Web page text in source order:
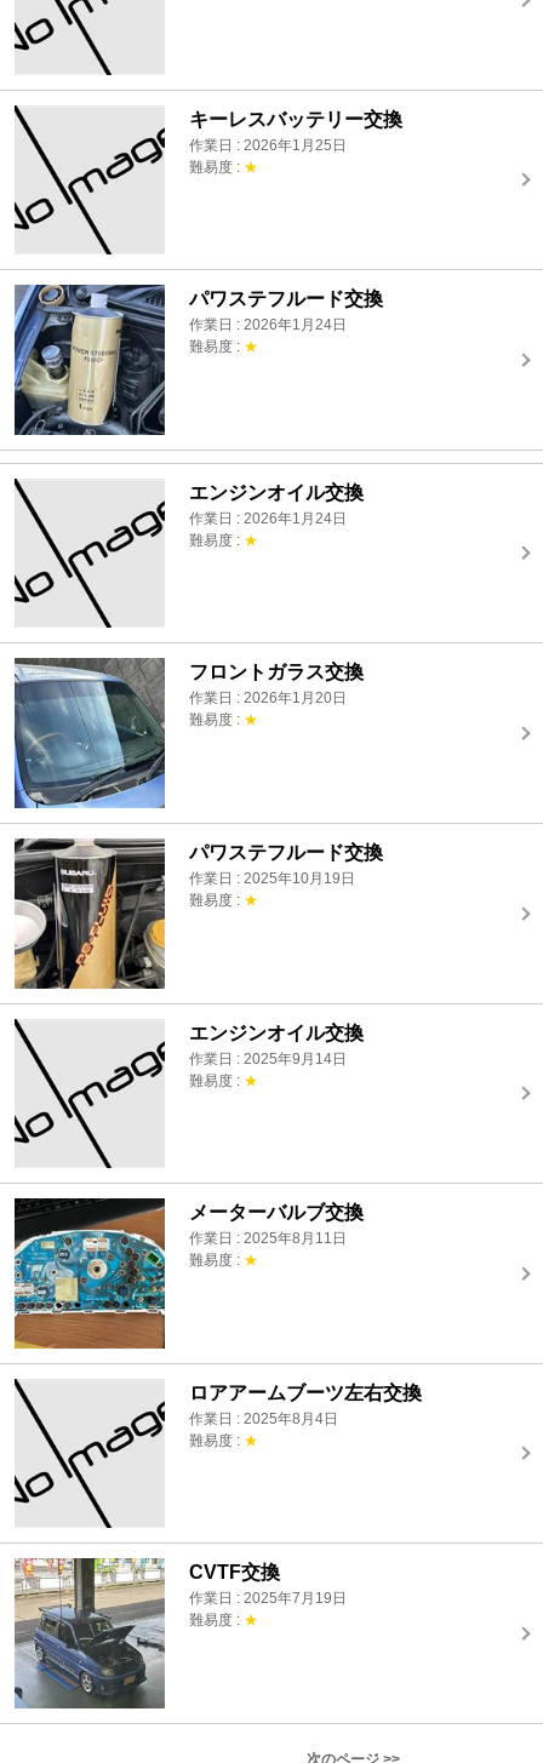
キーレスバッテリー交換
作業日 : 2026年1月25日
難易度 : ★
パワステフルード交換
作業日 : 2026年1月24日
難易度 : ★
エンジンオイル交換
作業日 : 2026年1月24日
難易度 : ★
フロントガラス交換
作業日 : 2026年1月20日
難易度 : ★
パワステフルード交換
作業日 : 2025年10月19日
難易度 : ★
エンジンオイル交換
作業日 : 2025年9月14日
難易度 : ★
メーターバルブ交換
作業日 : 2025年8月11日
難易度 : ★
ロアアームブーツ左右交換
作業日 : 2025年8月4日
難易度 : ★
CVTF交換
作業日 : 2025年7月19日
難易度 : ★
次のページ >>